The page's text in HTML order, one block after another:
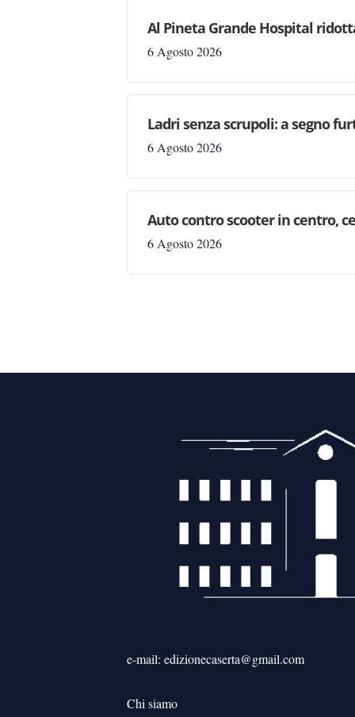
Al Pineta Grande Hospital
6 Agosto 2026
Ladri senza scrupoli: a segno
6 Agosto 2026
Auto contro scooter in centro,
6 Agosto 2026
e-mail: edizionecaserta@gmail.com
Chi siamo